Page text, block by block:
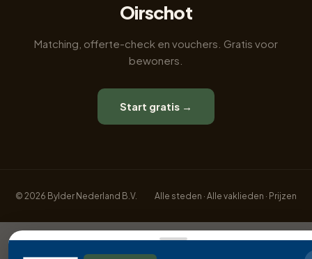
Oirschot
Matching, offerte-check en vouchers. Gratis voor
bewoners.
Start gratis →
© 2026 Bylder Nederland B.V. Alle steden · Alle vaklieden · Prijzen